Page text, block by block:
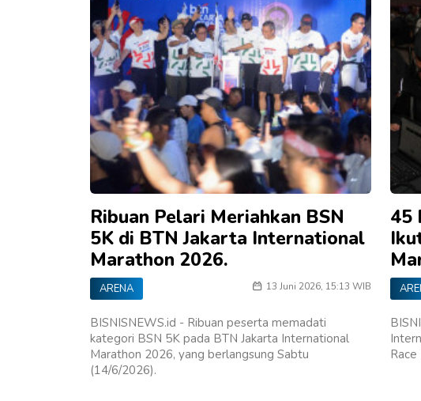
Ribuan Pelari Meriahkan BSN
5K di BTN Jakarta International
Marathon 2026.
ARENA 13 Juni 2026, 15:13 WIB
BISNISNEWS.id - Ribuan peserta memadati
kategori BSN 5K pada BTN Jakarta International
Marathon 2026, yang berlangsung Sabtu
(14/6/2026).
45